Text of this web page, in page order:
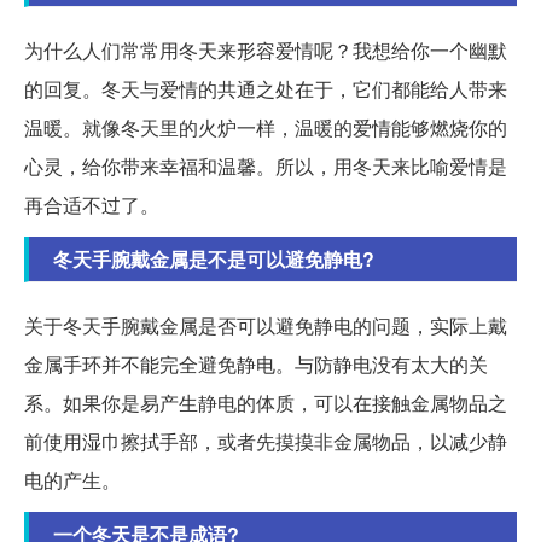
为什么人们常常用冬天来形容爱情呢？我想给你一个幽默
的回复。冬天与爱情的共通之处在于，它们都能给人带来
温暖。就像冬天里的火炉一样，温暖的爱情能够燃烧你的
心灵，给你带来幸福和温馨。所以，用冬天来比喻爱情是
再合适不过了。
冬天手腕戴金属是不是可以避免静电?
关于冬天手腕戴金属是否可以避免静电的问题，实际上戴
金属手环并不能完全避免静电。与防静电没有太大的关
系。如果你是易产生静电的体质，可以在接触金属物品之
前使用湿巾擦拭手部，或者先摸摸非金属物品，以减少静
电的产生。
一个冬天是不是成语?